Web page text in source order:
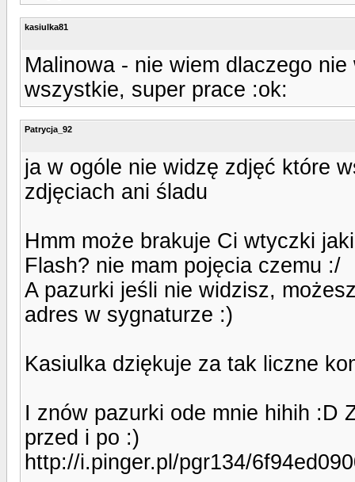
kasiulka81
Malinowa - nie wiem dlaczego
wszystkie, super prace :ok:
Patrycja_92
ja w ogóle nie widzę zdjęć które
zdjęciach ani śladu
Hmm może brakuje Ci wtyczki
Flash? nie mam pojęcia czemu :/
A pazurki jeśli nie widzisz,
adres w sygnaturze :)
Kasiulka dziękuje za tak liczne
I znów pazurki ode mnie hihih :D
przed i po :)
http://i.pinger.pl/pgr134/